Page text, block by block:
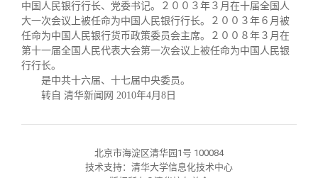
中国人民银行行长、党委书记。２００３年３月在十届全国人
大一次会议上被任命为中国人民银行行长。２００３年６月被
任命为中国人民银行货币政策委员会主席。２００８年３月在
第十一届全国人民代表大会第一次会议上被任命为中国人民银
行行长。
是中共十六届、十七届中央委员。
转自 清华新闻网 2010年4月 8 日
北京市海淀区清华园1号 100084
技术支持：清华大学信息化技术中心